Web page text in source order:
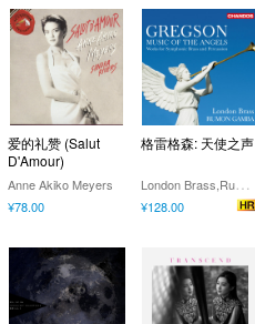
爱的礼赞 (Salut
D'Amour)
Anne Akiko Meyers
¥78.00
格雷格森: 天使之声
L
ondon Brass,Rumon Gamba
¥128.00